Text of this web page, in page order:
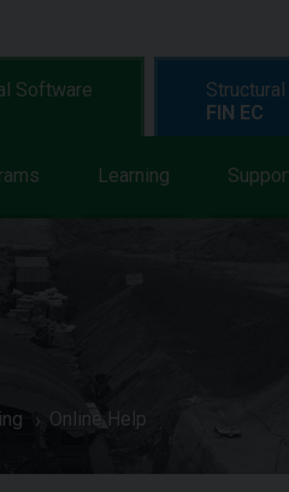
Software
Learning
FIN EC
Online Help